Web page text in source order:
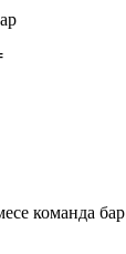
команда бар